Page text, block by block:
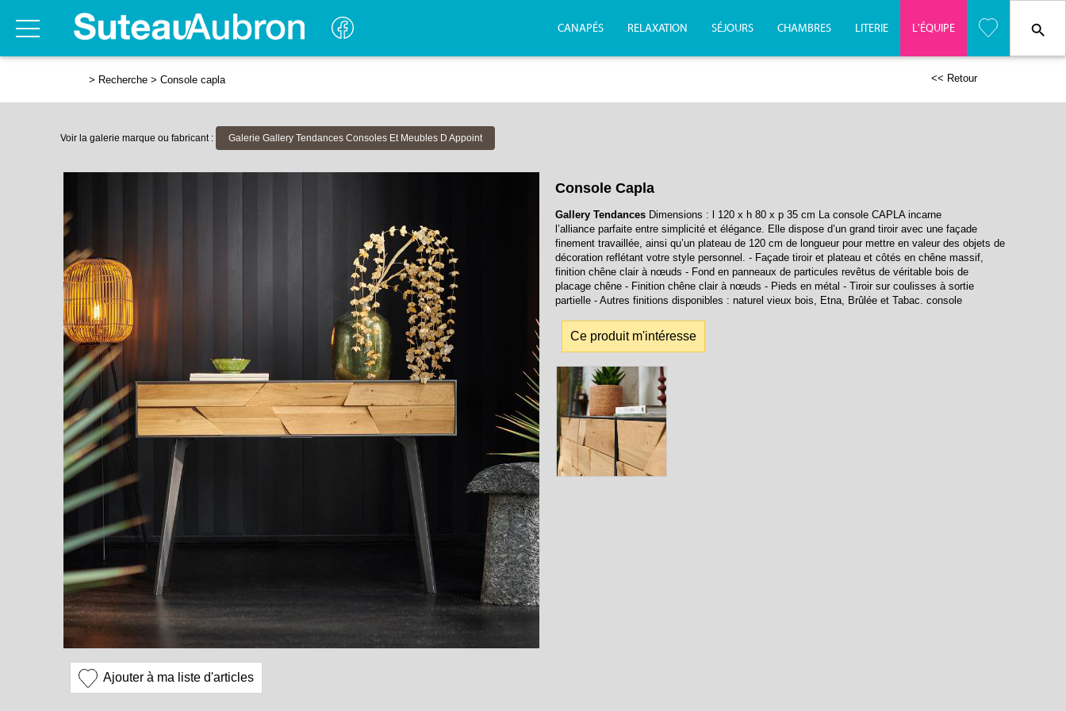
CANAPÉS RELAXATION SÉJOURS CHAMBRES LITERIE L'ÉQUIPE
> Recherche > Console capla << Retour
Voir la galerie marque ou fabricant : Galerie Gallery Tendances Consoles Et Meubles D Appoint
Ajouter à ma liste d'articles
Console Capla
Gallery Tendances Dimensions : l 120 x h 80 x p 35 cm La console CAPLA incarne
l’alliance parfaite entre simplicité et élégance. Elle dispose d’un grand tiroir avec une façade
finement travaillée, ainsi qu’un plateau de 120 cm de longueur pour mettre en valeur des objets de
décoration reflétant votre style personnel. - Façade tiroir et plateau et côtés en chêne massif,
finition chêne clair à nœuds - Fond en panneaux de particules revêtus de véritable bois de
placage chêne - Finition chêne clair à nœuds - Pieds en métal - Tiroir sur coulisses à sortie
partielle - Autres finitions disponibles : naturel vieux bois, Etna, Brûlée et Tabac. console
Ce produit m'intéresse